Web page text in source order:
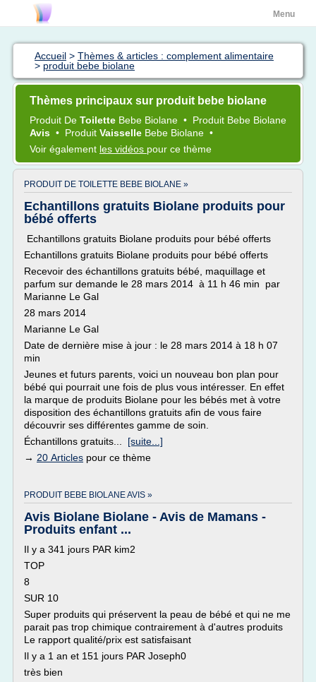
Menu
Accueil > Thèmes & articles : complement alimentaire
> produit bebe biolane
Thèmes principaux sur produit bebe biolane
Produit De Toilette Bebe Biolane • Produit Bebe Biolane
Avis • Produit Vaisselle Bebe Biolane •
Voir également les vidéos pour ce thème
PRODUIT DE TOILETTE BEBE BIOLANE »
Echantillons gratuits Biolane produits pour
bébé offerts
Echantillons gratuits Biolane produits pour bébé offerts
Echantillons gratuits Biolane produits pour bébé offerts
Recevoir des échantillons gratuits bébé, maquillage et
parfum sur demande le 28 mars 2014 à 11 h 46 min par
Marianne Le Gal
28 mars 2014
Marianne Le Gal
Date de dernière mise à jour : le 28 mars 2014 à 18 h 07
min
Jeunes et futurs parents, voici un nouveau bon plan pour
bébé qui pourrait une fois de plus vous intéresser. En effet
la marque de produits Biolane pour les bébés met à votre
disposition des échantillons gratuits afin de vous faire
découvrir ses différentes gamme de soin.
Échantillons gratuits... [suite...]
→ 20 Articles pour ce thème
PRODUIT BEBE BIOLANE AVIS »
Avis Biolane Biolane - Avis de Mamans -
Produits enfant ...
Il y a 341 jours PAR kim2
TOP
8
SUR 10
Super produits qui préservent la peau de bébé et qui ne me
parait pas trop chimique contrairement à d'autres produits
Le rapport qualité/prix est satisfaisant
Il y a 1 an et 151 jours PAR Joseph0
très bien